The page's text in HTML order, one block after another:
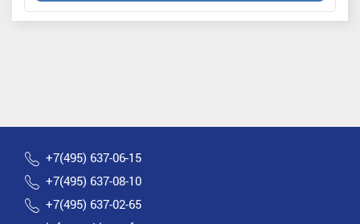
+7(495) 637-06-15
+7(495) 637-08-10
+7(495) 637-02-65